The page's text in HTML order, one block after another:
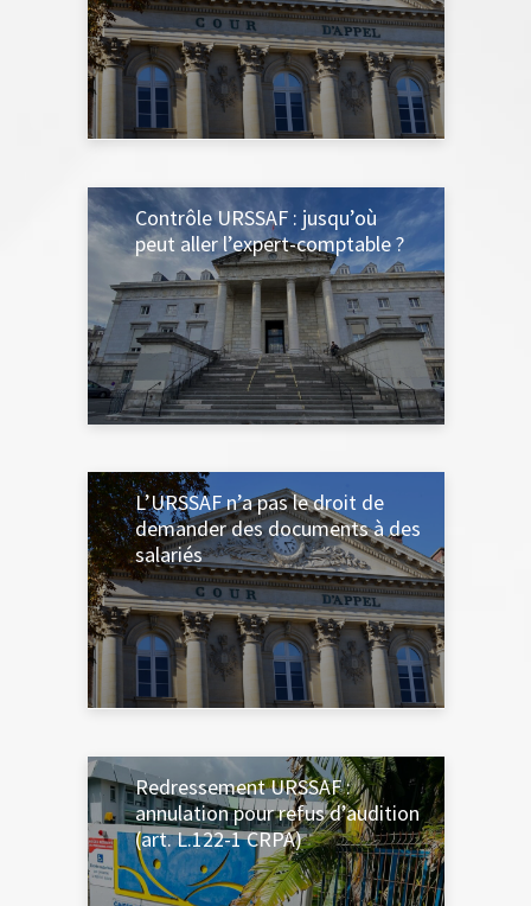
13 NOVEMBRE 2025
Contrôle URSSAF : jusqu’où
peut aller l’expert-comptable ?
L’URSSAF n’a pas le droit de
demander des documents à des
salariés
Redressement URSSAF :
annulation pour refus d’audition
(art. L.122-1 CRPA)